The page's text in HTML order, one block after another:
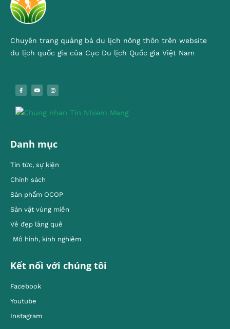
Chuyên trang quảng bá du lịch nông thôn trên website
du lịch quốc gia của Cục Du lịch Quốc gia Việt Nam
Danh mục
Tin tức, sự kiện
Chính sách
Sản phẩm OCOP
Sản vật vùng miền
Vẻ đẹp làng quê
Mô hình, kinh nghiêm
Kết nối với chúng tôi
Facebook
Youtube
Instagram